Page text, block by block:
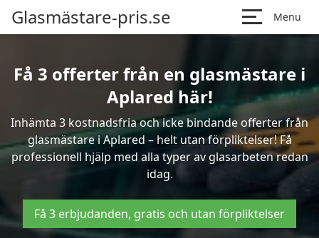
Glasmästare-pris.se Menu
Få 3 offerter från en glasmästare i
Aplared här!
Inhämta 3 kostnadsfria och icke bindande offerter från
glasmästare i Aplared – helt utan förpliktelser! Få
professionell hjälp med alla typer av glasarbeten redan
idag.
Få 3 erbjudanden, gratis och utan förpliktelser